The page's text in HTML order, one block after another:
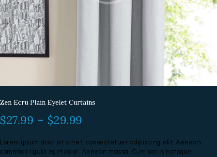
Zen Ecru Plain Eyelet Curtains
$27.99 – $29.99
Lorem ipsum dolor sit amet, consectetuer adipiscing elit. Aenean
commodo ligula eget dolor. Aenean massa. Cum sociis natoque